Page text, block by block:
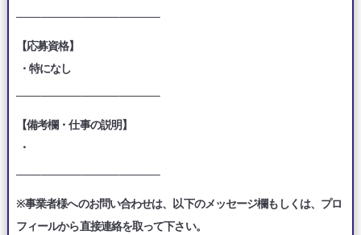
【応募資格】
・特になし
【備考欄・仕事の説明】
・
※事業者様へのお問い合わせは、以下のメッセージ欄もしくは、プロ
フィールから直接連絡を取って下さい。